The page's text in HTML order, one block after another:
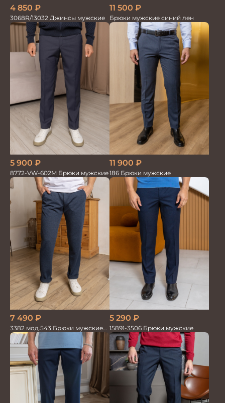
4 850 ₽
3068R/13032 Джинсы мужские
11 500 ₽
Брюки мужские синий лен
5 900 ₽
8772-VW-602M Брюки мужские
11 900 ₽
186 Брюки мужские
7 490 ₽
3382 мод.543 Брюки мужские
син.меланж трикотаж
5 290 ₽
15891-3506 Брюки мужские